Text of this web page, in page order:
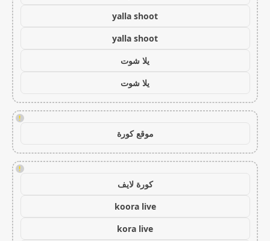
yalla shoot
yalla shoot
يلا شوت
يلا شوت
!
موقع كورة
!
كورة لايف
koora live
kora live